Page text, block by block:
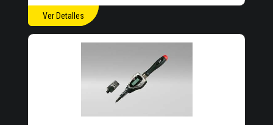
Ver Detalles